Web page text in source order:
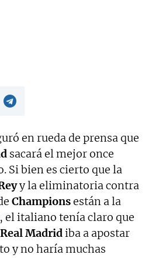
en rueda de prensa que
sacará el mejor once
Si bien es cierto que la
y la eliminatoria contra
Championsestán a la
el italiano tenía claro que
Real Madridiba a apostar
y no haría muchas